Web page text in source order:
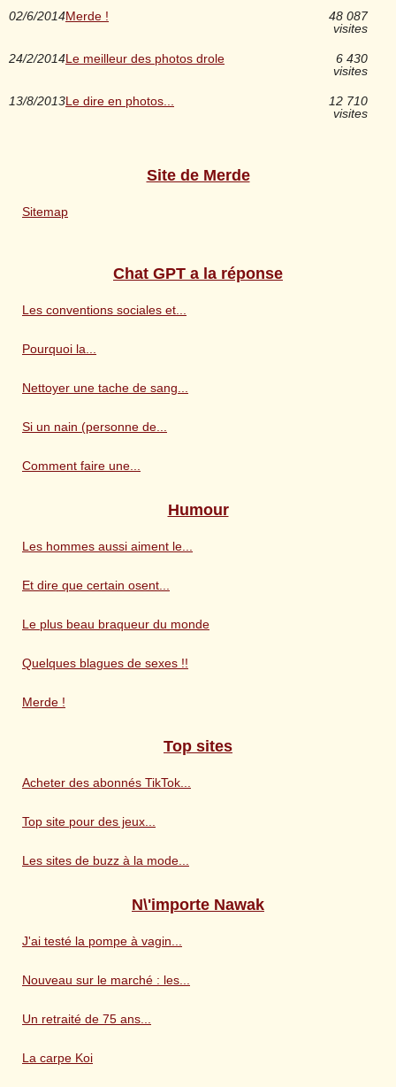
02/6/2014Merde !
48 087
visites
24/2/2014Le meilleur des photos drole
6 430
visites
13/8/2013Le dire en photos...
12 710
visites
Site de Merde
Sitemap
Chat GPT a la réponse
Les conventions sociales et...
Pourquoi la...
Nettoyer une tache de sang...
Si un nain (personne de...
Comment faire une...
Humour
Les hommes aussi aiment le...
Et dire que certain osent...
Le plus beau braqueur du monde
Quelques blagues de sexes !!
Merde !
Top sites
Acheter des abonnés TikTok...
Top site pour des jeux...
Les sites de buzz à la mode...
N\'importe Nawak
J'ai testé la pompe à vagin...
Nouveau sur le marché : les...
Un retraité de 75 ans...
La carpe Koi